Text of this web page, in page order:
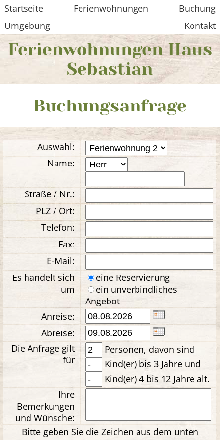
Startseite Ferienwohnungen
Buchung
Umgebung
Kontakt
Ferienwohnungen Haus
Sebastian
Buchungsanfrage
Auswahl:
Name:
Straße / Nr.:
PLZ / Ort:
Telefon:
Fax:
E-Mail:
Es handelt sich
um
eine Reservierung
ein unverbindliches
Angebot
Anreise:
Abreise:
Die Anfrage gilt
für
Personen, davon sind
Kind(er) bis 3 Jahre und
Kind(er) 4 bis 12 Jahre alt.
Ihre
Bemerkungen
und Wünsche:
Bitte geben Sie die Zeichen aus dem unten